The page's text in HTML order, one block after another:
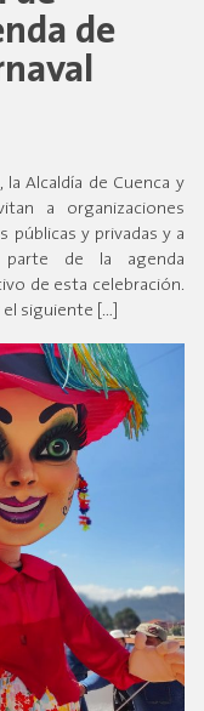
de
Alcaldía de Cuenca y
a organizaciones
públicas y privadas y a
parte de la agenda
de esta celebración.
siguiente […]